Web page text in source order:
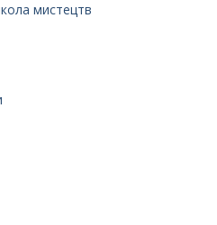
мистецтв